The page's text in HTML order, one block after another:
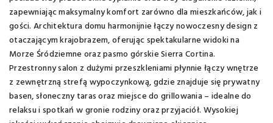
zapewniając maksymalny komfort zarówno dla mieszkańców, jak i
gości. Architektura domu harmonijnie łączy nowoczesny design z
otaczającym krajobrazem, oferując spektakularne widoki na
Morze Śródziemne oraz pasmo górskie Sierra Cortina.
Przestronny salon z dużymi przeszkleniami płynnie łączy wnętrze
z zewnętrzną strefą wypoczynkową, gdzie znajduje się prywatny
basen, słoneczny taras oraz miejsce do grillowania – idealne do
relaksu i spotkań w gronie rodziny oraz przyjaciół. Wysokiej